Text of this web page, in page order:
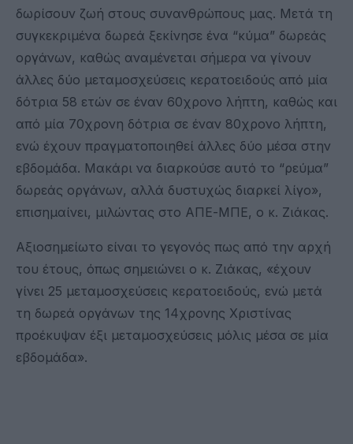
δωρίσουν ζωή στους συνανθρώπους μας. Μετά τη
συγκεκριμένα δωρεά ξεκίνησε ένα “κύμα” δωρεάς
οργάνων, καθώς αναμένεται σήμερα να γίνουν
άλλες δύο μεταμοσχεύσεις κερατοειδούς από μία
δότρια 58 ετών σε έναν 60χρονο λήπτη, καθώς και
από μία 70χρονη δότρια σε έναν 80χρονο λήπτη,
ενώ έχουν πραγματοποιηθεί άλλες δύο μέσα στην
εβδομάδα. Μακάρι να διαρκούσε αυτό το “ρεύμα”
δωρεάς οργάνων, αλλά δυστυχώς διαρκεί λίγο»,
επισημαίνει, μιλώντας στο ΑΠΕ-ΜΠΕ, ο κ. Ζιάκας.
Αξιοσημείωτο είναι το γεγονός πως από την αρχή
του έτους, όπως σημειώνει ο κ. Ζιάκας, «έχουν
γίνει 25 μεταμοσχεύσεις κερατοειδούς, ενώ μετά
τη δωρεά οργάνων της 14χρονης Χριστίνας
προέκυψαν έξι μεταμοσχεύσεις μόλις μέσα σε μία
εβδομάδα».